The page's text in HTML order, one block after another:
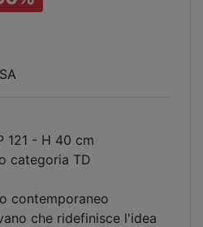
121 - H 40 cm
categoria TD
contemporaneo
che ridefinisce l'idea